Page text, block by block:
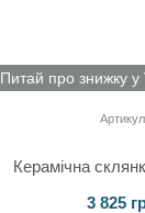
Питай про знижку у
Керамічна
3 825